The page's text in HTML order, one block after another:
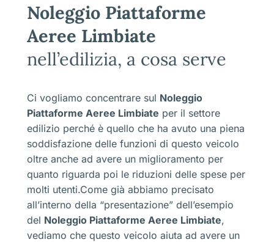
Noleggio Piattaforme
Aeree Limbiate
nell’edilizia, a cosa serve
Ci vogliamo concentrare sul Noleggio
Piattaforme Aeree Limbiate per il settore
edilizio perché è quello che ha avuto una piena
soddisfazione delle funzioni di questo veicolo
oltre anche ad avere un miglioramento per
quanto riguarda poi le riduzioni delle spese per
molti utenti.Come già abbiamo precisato
all’interno della “presentazione” dell’esempio
del Noleggio Piattaforme Aeree Limbiate,
vediamo che questo veicolo aiuta ad avere un